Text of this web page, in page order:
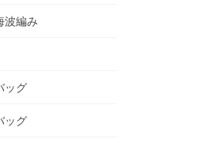
波編み⁡
ッグ
ッグ